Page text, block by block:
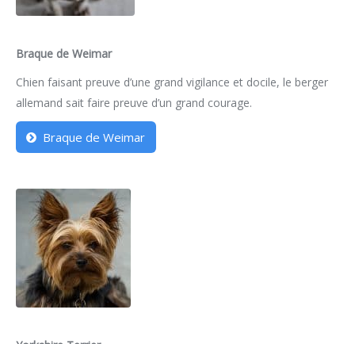
Braque de Weimar
Chien faisant preuve d’une grand vigilance et docile, le berger
allemand sait faire preuve d’un grand courage.
Braque de Weimar